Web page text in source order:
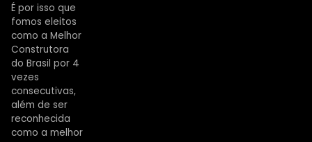
É por isso que
fomos eleitos
como a Melhor
Construtora
do Brasil por 4
vezes
consecutivas,
além de ser
reconhecida
como a melhor